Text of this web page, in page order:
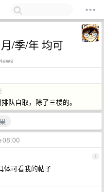
/季/年 均可
队自取，除了三楼的。
1
体可看我的帖子